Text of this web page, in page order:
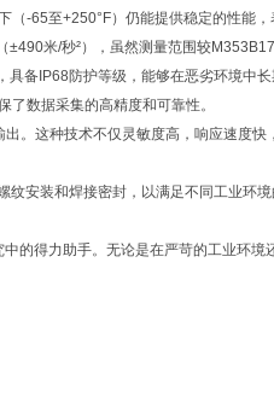
-65至+250°F）仍能提供稳定的性能，
米/秒²），虽然测量范围较
备IP68防护等级，能够在恶劣环境中
数据采集的高精度和可靠性。
。这种技术不仅灵敏度高，响应速度快
安装和焊接密封，以满足不同工业环
的得力助手。无论是在严苛的工业环境